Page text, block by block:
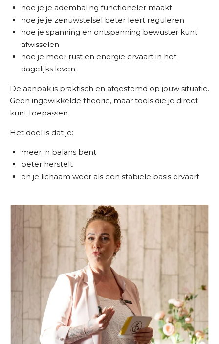
hoe je je ademhaling functioneler maakt
hoe je je zenuwstelsel beter leert reguleren
hoe je spanning en ontspanning bewuster kunt
afwisselen
hoe je meer rust en energie ervaart in het
dagelijks leven
De aanpak is praktisch en afgestemd op jouw situatie.
Geen ingewikkelde theorie, maar tools die je direct
kunt toepassen.
Het doel is dat je:
meer in balans bent
beter herstelt
en je lichaam weer als een stabiele basis ervaart